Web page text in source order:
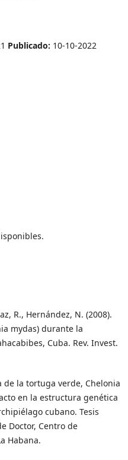
Publicado: 10-10-2022
R., Hernández, N. (2008).
mydas) durante la
Cuba. Rev. Invest.
de la tortuga verde, Chelonia
en la estructura genética
cubano. Tesis
Doctor, Centro de
Habana.